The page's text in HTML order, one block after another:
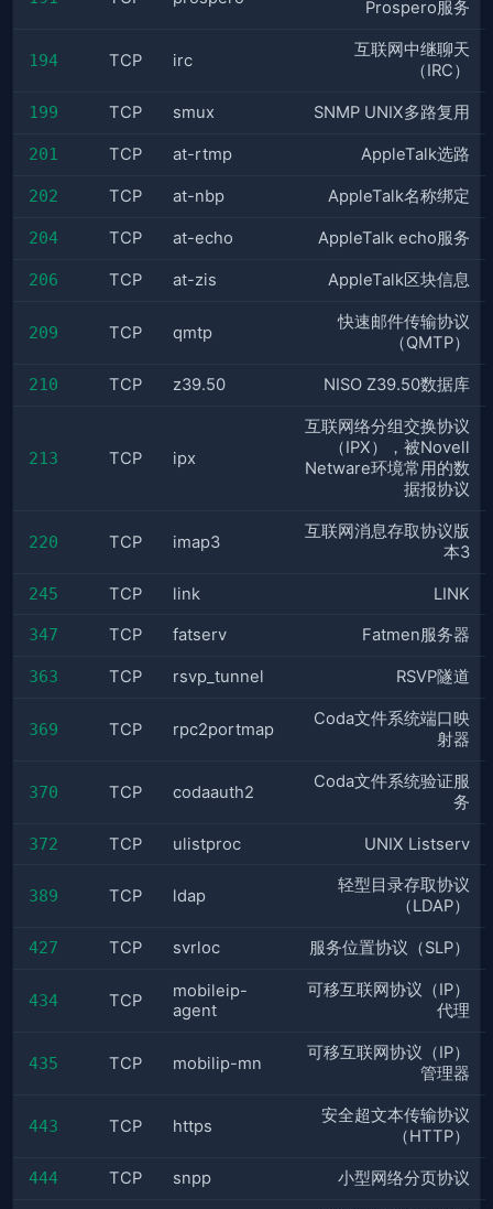
Prospero服务
194 TCP irc
互联网中继聊天
（IRC）
199 TCP smux SNMP UNIX多路复用
201 TCP at-rtmp AppleTalk选路
202 TCP at-nbp AppleTalk名称绑定
204 TCP at-echo AppleTalk echo服务
206 TCP at-zis AppleTalk区块信息
209 TCP qmtp
快速邮件传输协议
（QMTP）
210 TCP z39.50 NISO Z39.50数据库
213 TCP ipx
互联网络分组交换协议
（IPX），被Novell
Netware环境常用的数
据报协议
220 TCP imap3
互联网消息存取协议版
本3
245 TCP link LINK
347 TCP fatserv Fatmen服务器
363 TCP rsvp_tunnel RSVP隧道
369 TCP rpc2portmap
Coda文件系统端口映
射器
370 TCP codaauth2
Coda文件系统验证服
务
372 TCP ulistproc UNIX Listserv
389 TCP ldap
轻型目录存取协议
（LDAP）
427 TCP svrloc 服务位置协议（SLP）
434 TCP
mobileip-
agent
可移互联网协议（IP）
代理
435 TCP mobilip-mn
可移互联网协议（IP）
管理器
443 TCP https
安全超文本传输协议
（HTTP）
444 TCP snpp 小型网络分页协议